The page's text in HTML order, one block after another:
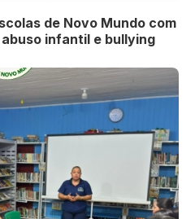
de Novo Mundo com
infantil e bullying